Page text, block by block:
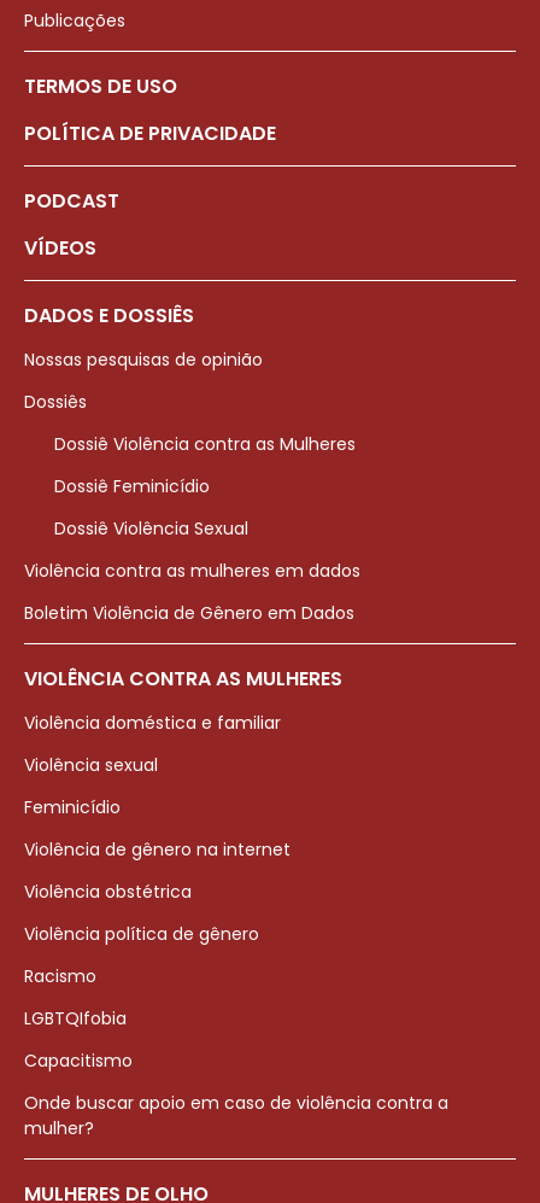
Publicações
TERMOS DE USO
POLÍTICA DE PRIVACIDADE
PODCAST
VÍDEOS
DADOS E DOSSIÊS
Nossas pesquisas de opinião
Dossiês
Dossiê Violência contra as Mulheres
Dossiê Feminicídio
Dossiê Violência Sexual
Violência contra as mulheres em dados
Boletim Violência de Gênero em Dados
VIOLÊNCIA CONTRA AS MULHERES
Violência doméstica e familiar
Violência sexual
Feminicídio
Violência de gênero na internet
Violência obstétrica
Violência política de gênero
Racismo
LGBTQIfobia
Capacitismo
Onde buscar apoio em caso de violência contra a
mulher?
MULHERES DE OLHO